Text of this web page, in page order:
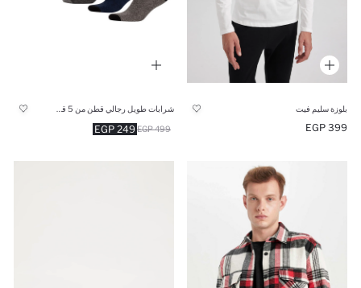
بلوزة سليم فيت
399 EGP
249 EGP 499 EGP